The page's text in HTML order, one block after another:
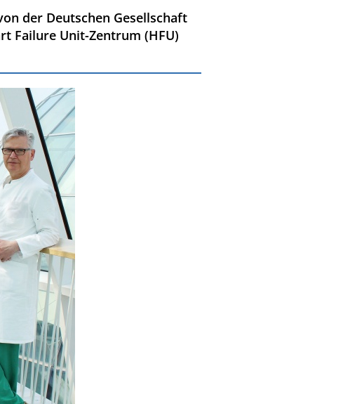
der Deutschen Gesellschaft
Failure Unit-Zentrum (HFU)